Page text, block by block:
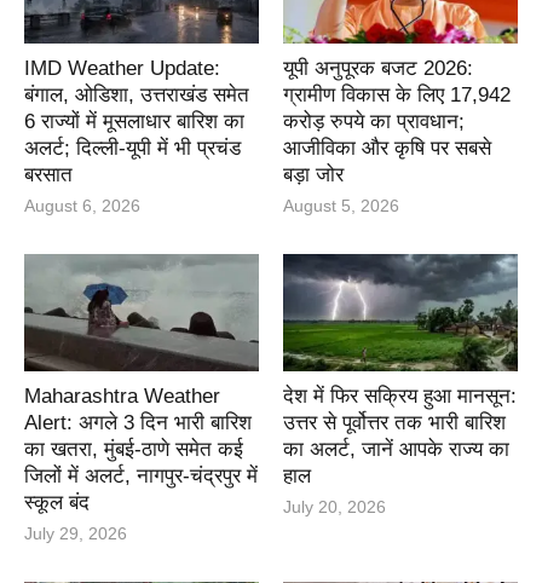
IMD Weather Update:
बंगाल, ओडिशा, उत्तराखंड समेत
6 राज्यों में मूसलाधार बारिश का
अलर्ट; दिल्ली-यूपी में भी प्रचंड
बरसात
August 6, 2026
यूपी अनुपूरक बजट 2026:
ग्रामीण विकास के लिए 17,942
करोड़ रुपये का प्रावधान;
आजीविका और कृषि पर सबसे
बड़ा जोर
August 5, 2026
Maharashtra Weather
Alert: अगले 3 दिन भारी बारिश
का खतरा, मुंबई-ठाणे समेत कई
जिलों में अलर्ट, नागपुर-चंद्रपुर में
स्कूल बंद
July 29, 2026
देश में फिर सक्रिय हुआ मानसून:
उत्तर से पूर्वोत्तर तक भारी बारिश
का अलर्ट, जानें आपके राज्य का
हाल
July 20, 2026